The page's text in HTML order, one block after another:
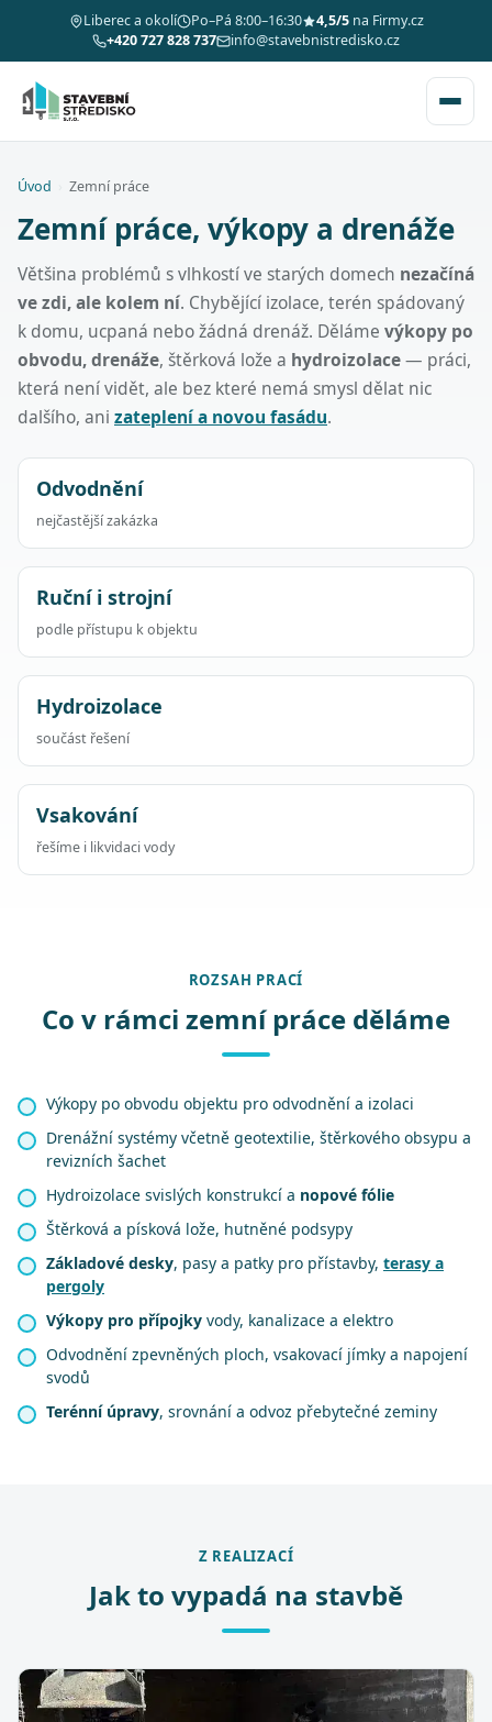
Liberec a okolí Po–Pá 8:00–16:30 4,5/5na Firmy.cz
+420 727 828 737
info@stavebnistredisko.cz
Úvod Zemní práce
Zemní práce, výkopy a drenáže
Většina problémů s vlhkostí ve starých domech nezačíná
ve zdi, ale kolem ní. Chybějící izolace, terén spádovaný
k domu, ucpaná nebo žádná drenáž. Děláme výkopy po
obvodu, drenáže, štěrková lože a hydroizolace— práci,
která není vidět, ale bez které nemá smysl dělat nic
dalšího, ani zateplení a novou fasádu.
Odvodnění
nejčastější zakázka
Ruční i strojní
podle přístupu k objektu
Hydroizolace
součást řešení
Vsakování
řešíme i likvidaci vody
ROZSAH PRACÍ
Co v rámci zemní práce děláme
Výkopy po obvodu objektu pro odvodnění a izolaci
Drenážní systémy včetně geotextilie, štěrkového obsypu a
revizních šachet
Hydroizolace svislých konstrukcí a nopové fólie
Štěrková a písková lože, hutněné podsypy
Základové desky, pasy a patky pro přístavby, terasy a
pergoly
Výkopy pro přípojky vody, kanalizace a elektro
Odvodnění zpevněných ploch, vsakovací jímky a napojení
svodů
Terénní úpravy, srovnání a odvoz přebytečné zeminy
Z REALIZACÍ
Jak to vypadá na stavbě